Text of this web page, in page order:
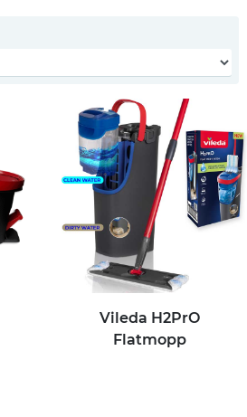
Vileda H2PrO
Flatmopp